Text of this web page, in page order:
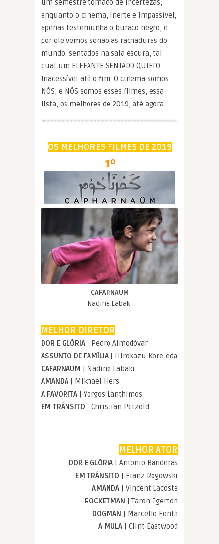
um semestre tomado de incertezas,
enquanto o cinema, inerte e impassível,
apenas testemunha o buraco negro, e
por ele vemos senão as rachaduras do
mundo, sentados na sala escura, tal
qual um ELEFANTE SENTADO QUIETO.
Inacessível até o fim. O cinema somos
NÓS, e NÓS somos esses filmes, essa
lista, os melhores de 2019, até agora:
OS MELHORES FILMES DE 2019
1º
CAFARNAUM
Nadine Labaki
MELHOR DIRETOR
DOR E GLÓRIA | Pedro Almodóvar
ASSUNTO DE FAMÍLIA | Hirokazu Kore-eda
CAFARNAUM | Nadine Labaki
AMANDA | Mikhael Hers
A FAVORITA | Yorgos Lanthimos
EM TRÂNSITO | Christian Petzold
MELHOR ATOR
DOR E GLÓRIA | Antonio Banderas
EM TRÂNSITO | Franz Rogowski
AMANDA | Vincent Lacoste
ROCKETMAN | Taron Egerton
DOGMAN | Marcello Fonte
A MULA | Clint Eastwood